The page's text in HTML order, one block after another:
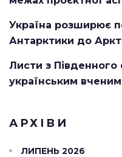
Україна розширює
Антарктики до
Листи з
українським вченим
АРХІВИ
ЛИПЕНЬ 2026